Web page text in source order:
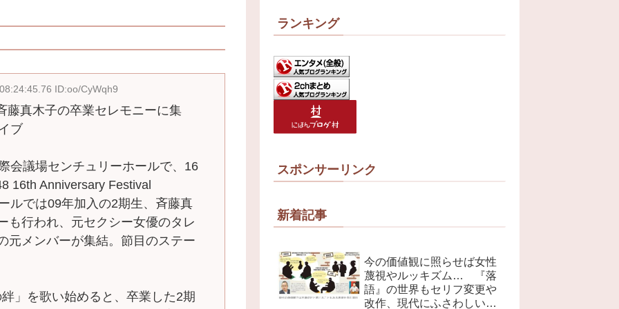
ID:oo/CyWqh9
藤真木子の卒業セレモニーに集
ブ
議場センチュリーホールで、16
16th Anniversary Festival
ルでは09年加入の2期生、斉藤真
も行われ、元セクシー女優のタレ
元メンバーが集結。節目のステー
」を歌い始めると、卒業した2期
ランキング
スポンサーリンク
新着記事
今の価値観に照らせば女性
蔑視やルッキズム… 『落
語』の世界もセリフ変更や
改作、現代にふさわしい表